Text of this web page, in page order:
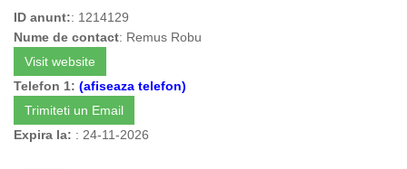
ID anunt:: 1214129
Nume de contact: Remus Robu
Visit website
Telefon 1: (afiseaza telefon)
Trimiteti un Email
Expira la: : 24-11-2026